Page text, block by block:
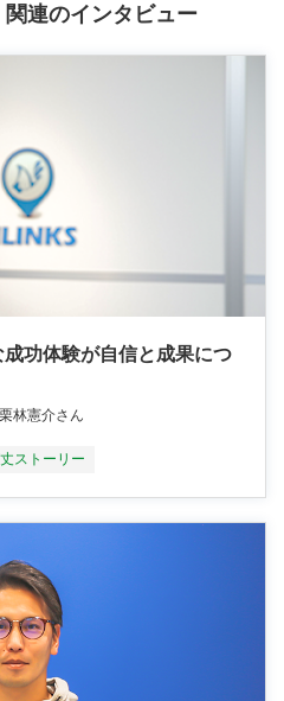
関連のインタビュー
功体験が自信と成果につ
林憲介さん
ストーリー